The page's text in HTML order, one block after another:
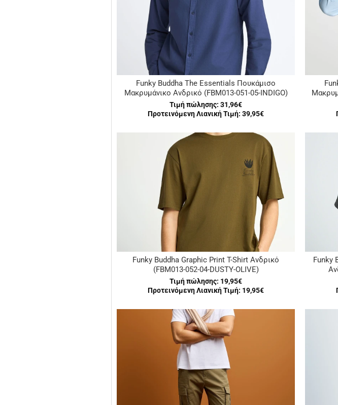
Funky Buddha The Essentials Πουκάμισο
Μακρυμάνικο Ανδρικό (FBM013-051-05-INDIGO)
Τιμή πώλησης: 31,96€
Προτεινόμενη Λιανική Τιμή: 39,95€
Funky Buddha Graphic Print T-Shirt Ανδρικό
(FBM013-052-04-DUSTY-OLIVE)
Τιμή πώλησης: 19,95€
Προτεινόμενη Λιανική Τιμή: 19,95€
Funky